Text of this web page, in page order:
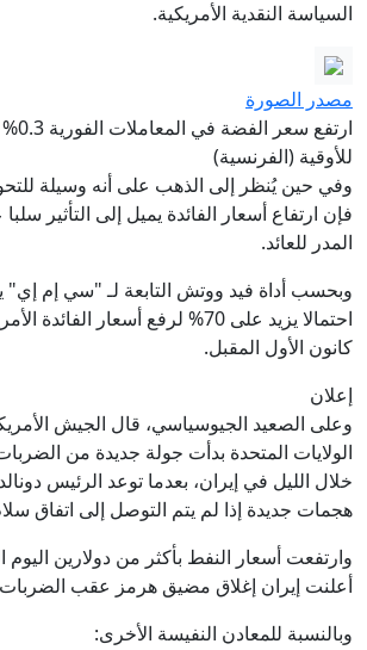
السياسة النقدية الأمريكية.
مصدر الصورة
للأوقية (الفرنسية)
وفي حين يُنظر إلى الذهب على أنه وسيلة
فإن ارتفاع أسعار ⁠⁠الفائدة يميل إلى التأثير
المدر للعائد.
وبحسب أداة فيد ووتش التابعة لـ "سي إم إي"
احتمالا ⁠⁠يزيد على 70% لرفع أسعار
كانون الأول المقبل.
إعلان
وعلى الصعيد الجيوسياسي، قال الجيش
الولايات المتحدة بدأت جولة جديدة من
خلال الليل في إيران، بعدما توعد الرئيس
هجمات جديدة إذا لم يتم التوصل إلى اتفاق
وارتفعت أسعار النفط بأكثر من دولارين
أعلنت إيران إغلاق مضيق هرمز عقب الضربات
وبالنسبة للمعادن النفيسة الأخرى: